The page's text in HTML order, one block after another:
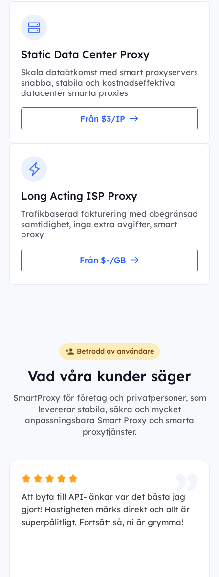
Static Data Center Proxy
Skala dataåtkomst med smart proxyservers
snabba, stabila och kostnadseffektiva
datacenter smarta proxies
Från $3/IP
Long Acting ISP Proxy
Trafikbaserad fakturering med obegränsad
samtidighet, inga extra avgifter, smart
proxy
Från $-/GB
Betrodd av användare
Vad våra kunder säger
SmartProxy för företag och privatpersoner, som
levererar stabila, säkra och mycket
anpassningsbara Smart Proxy och smarta
proxytjänster.
Att byta till API-länkar var det bästa jag
gjort! Hastigheten märks direkt och allt är
superpålitligt. Fortsätt så, ni är grymma!